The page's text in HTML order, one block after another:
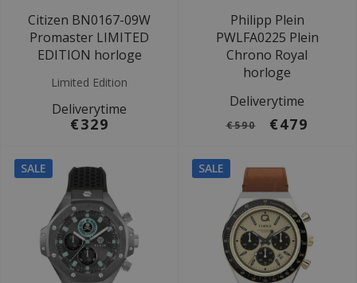
Citizen BN0167-09W
Promaster LIMITED
EDITION horloge
Limited Edition
Deliverytime
€329
Philipp Plein
PWLFA0225 Plein
Chrono Royal
horloge
Deliverytime
€590 €479
SALE SALE